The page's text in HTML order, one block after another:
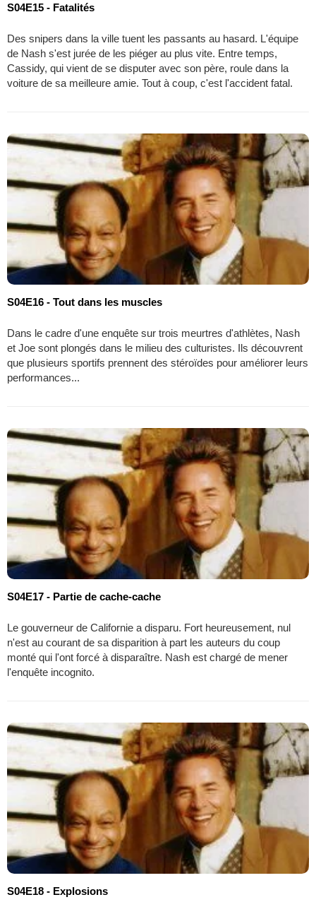
S04E15 - Fatalités
Des snipers dans la ville tuent les passants au hasard. L'équipe
de Nash s'est jurée de les piéger au plus vite. Entre temps,
Cassidy, qui vient de se disputer avec son père, roule dans la
voiture de sa meilleure amie. Tout à coup, c'est l'accident fatal.
S04E16 - Tout dans les muscles
Dans le cadre d'une enquête sur trois meurtres d'athlètes, Nash
et Joe sont plongés dans le milieu des culturistes. Ils découvrent
que plusieurs sportifs prennent des stéroïdes pour améliorer leurs
performances...
S04E17 - Partie de cache-cache
Le gouverneur de Californie a disparu. Fort heureusement, nul
n'est au courant de sa disparition à part les auteurs du coup
monté qui l'ont forcé à disparaître. Nash est chargé de mener
l'enquête incognito.
S04E18 - Explosions